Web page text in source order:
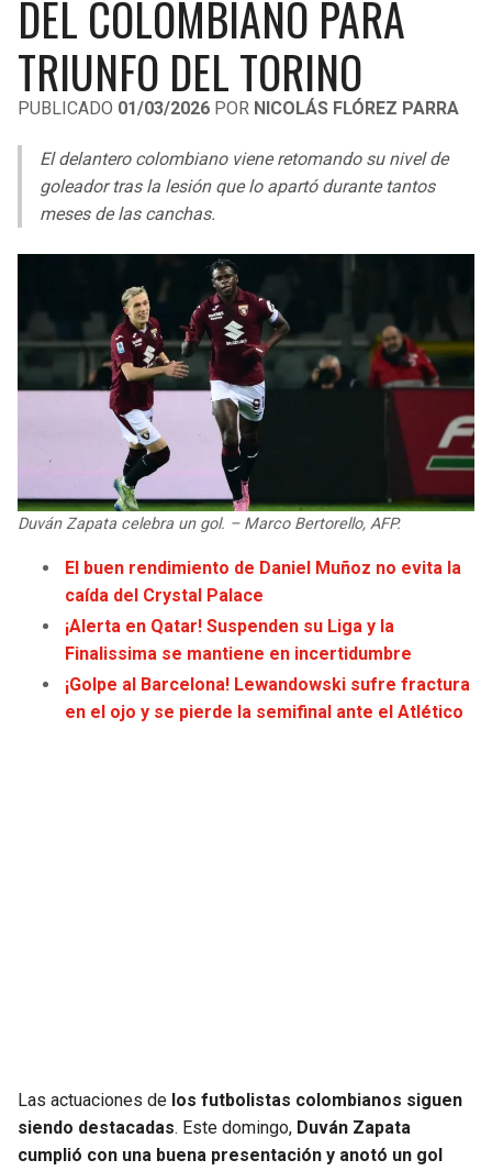
LIGA DE EXPANSIÓN MX
LEAGUES CUP
UEFA EUROPA LEAGUE
UEFA CONFERENCE LEAGUE
MLS
COPA LIBERTADORES
COPA SUDAMERICANA
OTRAS LIGAS
DEL COLOMBIANO PARA
TRIUNFO DEL TORINO
PUBLICADO 01/03/2026 POR NICOLÁS FLÓREZ PARRA
El delantero colombiano viene retomando su nivel de
goleador tras la lesión que lo apartó durante tantos
meses de las canchas.
Duván Zapata celebra un gol. – Marco Bertorello, AFP.
El buen rendimiento de Daniel Muñoz no evita la
caída del Crystal Palace
¡Alerta en Qatar! Suspenden su Liga y la
Finalissima se mantiene en incertidumbre
¡Golpe al Barcelona! Lewandowski sufre fractura
en el ojo y se pierde la semifinal ante el Atlético
Las actuaciones de los futbolistas colombianos siguen
siendo destacadas. Este domingo, Duván Zapata
cumplió con una buena presentación y anotó un gol